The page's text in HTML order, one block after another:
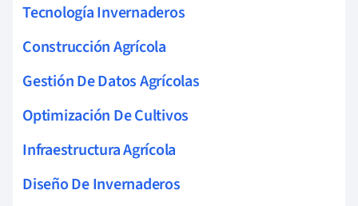
Tecnología Invernaderos
Construcción Agrícola
Gestión De Datos Agrícolas
Optimización De Cultivos
Infraestructura Agrícola
Diseño De Invernaderos